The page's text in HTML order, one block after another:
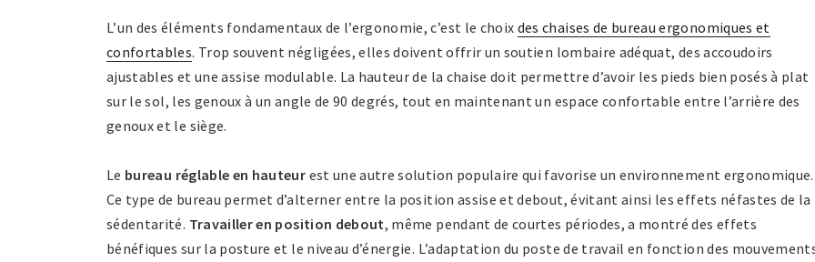
L’un des éléments fondamentaux de l’ergonomie, c’est le choix des chaises de bureau ergonomiques et
confortables. Trop souvent négligées, elles doivent offrir un soutien lombaire adéquat, des accoudoirs
ajustables et une assise modulable. La hauteur de la chaise doit permettre d’avoir les pieds bien posés à plat
sur le sol, les genoux à un angle de 90 degrés, tout en maintenant un espace confortable entre l’arrière des
genoux et le siège.
Le bureau réglable en hauteur est une autre solution populaire qui favorise un environnement ergonomique.
Ce type de bureau permet d’alterner entre la position assise et debout, évitant ainsi les effets néfastes de la
sédentarité. Travailler en position debout, même pendant de courtes périodes, a montré des effets
bénéfiques sur la posture et le niveau d’énergie. L’adaptation du poste de travail en fonction des